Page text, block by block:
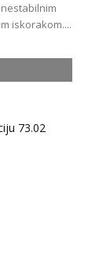
iskorakom....
73.02